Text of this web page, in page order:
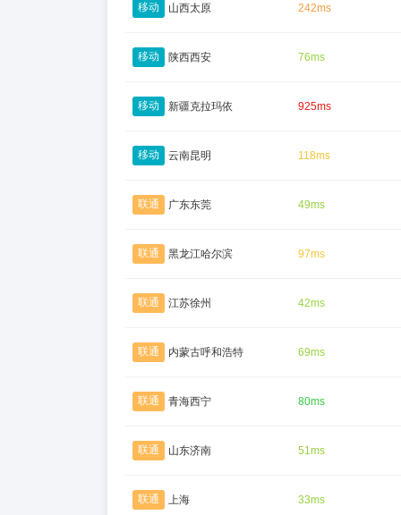
移动 山西太原 242ms
移动 陕西西安 76ms
移动 新疆克拉玛依 925ms
移动 云南昆明 118ms
联通 广东东莞 49ms
联通 黑龙江哈尔滨 97ms
联通 江苏徐州 42ms
联通 内蒙古呼和浩特 69ms
联通 青海西宁 80ms
联通 山东济南 51ms
联通 上海 33ms